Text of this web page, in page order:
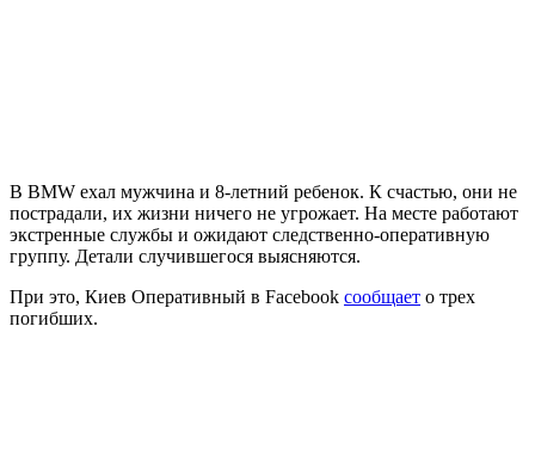
В BMW ехал мужчина и 8-летний ребенок. К счастью, они не
пострадали, их жизни ничего не угрожает. На месте работают
экстренные службы и ожидают следственно-оперативную
группу. Детали случившегося выясняются.
При это, Киев Оперативный в Facebook сообщает о трех
погибших.